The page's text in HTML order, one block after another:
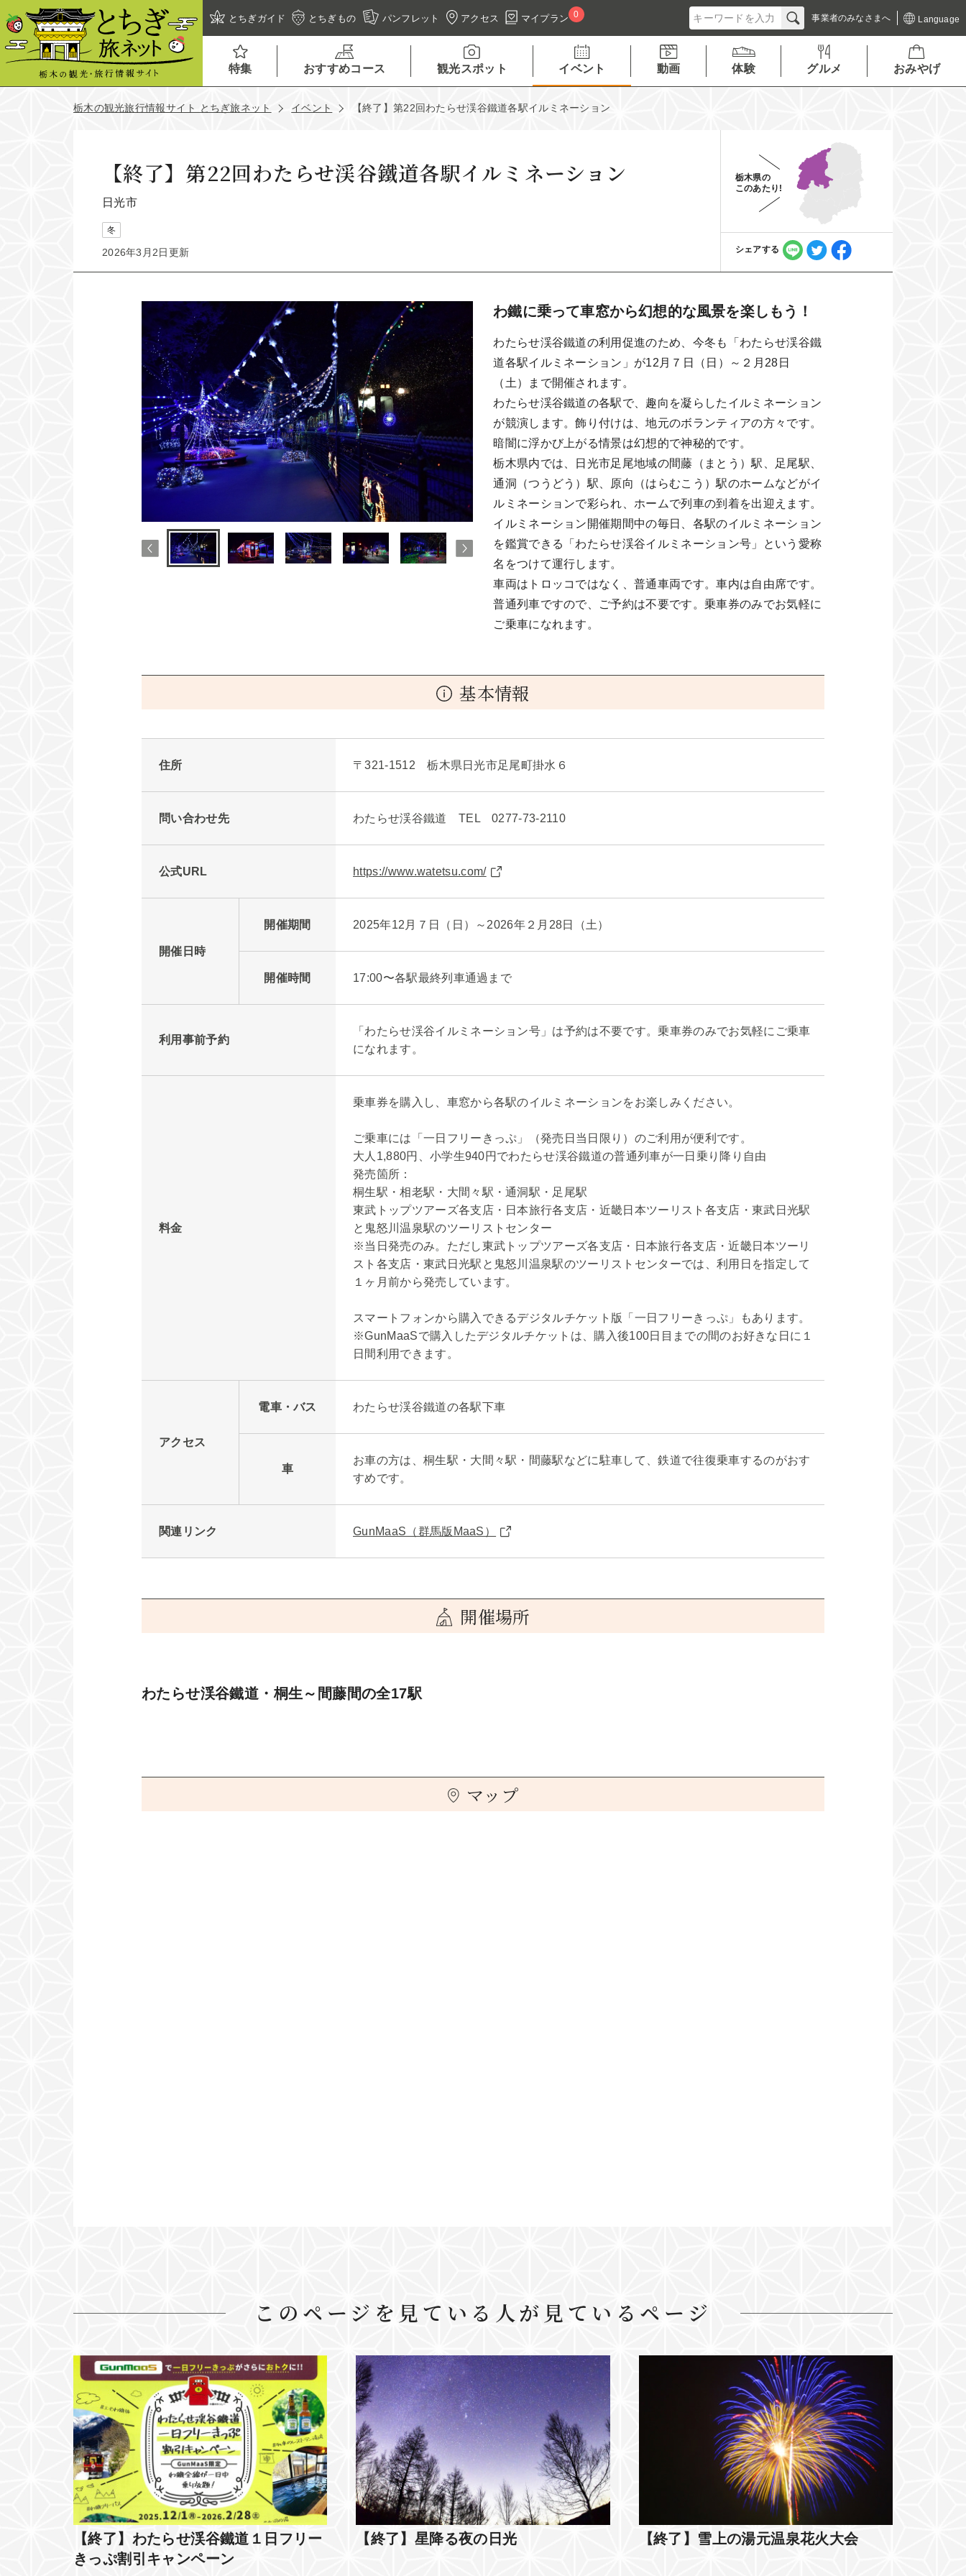
とちぎガイド とちぎもの パンフレット アクセス マイプラン 0 事業者のみなさまへ Language
特集 おすすめコース 観光スポット イベント 動画 体験 グルメ おみやげ
栃木の観光旅行情報サイト とちぎ旅ネット イベント 【終了】第22回わたらせ渓谷鐵道各駅イルミネーション
【終了】第22回わたらせ渓谷鐵道各駅イルミネーション
日光市
冬
2026年3月2日更新
栃木県の
このあたり!
シェアする
わ鐵に乗って車窓から幻想的な風景を楽しもう！
わたらせ渓谷鐵道の利用促進のため、今冬も「わたらせ渓谷鐵
道各駅イルミネーション」が12月７日（日）～２月28日
（土）まで開催されます。
わたらせ渓谷鐵道の各駅で、趣向を凝らしたイルミネーション
が競演します。飾り付けは、地元のボランティアの方々です。
暗闇に浮かび上がる情景は幻想的で神秘的です。
栃木県内では、日光市足尾地域の間藤（まとう）駅、足尾駅、
通洞（つうどう）駅、原向（はらむこう）駅のホームなどがイ
ルミネーションで彩られ、ホームで列車の到着を出迎えます。
イルミネーション開催期間中の毎日、各駅のイルミネーション
を鑑賞できる「わたらせ渓谷イルミネーション号」という愛称
名をつけて運行します。
車両はトロッコではなく、普通車両です。車内は自由席です。
普通列車ですので、ご予約は不要です。乗車券のみでお気軽に
ご乗車になれます。
基本情報
住所 〒321-1512 栃木県日光市足尾町掛水６
問い合わせ先 わたらせ渓谷鐵道 TEL 0277-73-2110
公式URL https://www.watetsu.com/
開催日時
開催期間 2025年12月７日（日）～2026年２月28日（土）
開催時間 17:00〜各駅最終列車通過まで
利用事前予約
「わたらせ渓谷イルミネーション号」は予約は不要です。乗車券のみでお気軽にご乗車
になれます。
料金
乗車券を購入し、車窓から各駅のイルミネーションをお楽しみください。
ご乗車には「一日フリーきっぷ」（発売日当日限り）のご利用が便利です。
大人1,880円、小学生940円でわたらせ渓谷鐵道の普通列車が一日乗り降り自由
発売箇所：
桐生駅・相老駅・大間々駅・通洞駅・足尾駅
東武トップツアーズ各支店・日本旅行各支店・近畿日本ツーリスト各支店・東武日光駅
と鬼怒川温泉駅のツーリストセンター
※当日発売のみ。ただし東武トップツアーズ各支店・日本旅行各支店・近畿日本ツーリ
スト各支店・東武日光駅と鬼怒川温泉駅のツーリストセンターでは、利用日を指定して
１ヶ月前から発売しています。
スマートフォンから購入できるデジタルチケット版「一日フリーきっぷ」もあります。
※GunMaaSで購入したデジタルチケットは、購入後100日目までの間のお好きな日に１
日間利用できます。
アクセス
電車・バス わたらせ渓谷鐵道の各駅下車
車
お車の方は、桐生駅・大間々駅・間藤駅などに駐車して、鉄道で往復乗車するのがおす
すめです。
関連リンク GunMaaS（群馬版MaaS）
開催場所
わたらせ渓谷鐵道・桐生～間藤間の全17駅
マップ
このページを見ている人が見ているページ
【終了】わたらせ渓谷鐵道１日フリー
きっぷ割引キャンペーン
【終了】星降る夜の日光 【終了】雪上の湯元温泉花火大会